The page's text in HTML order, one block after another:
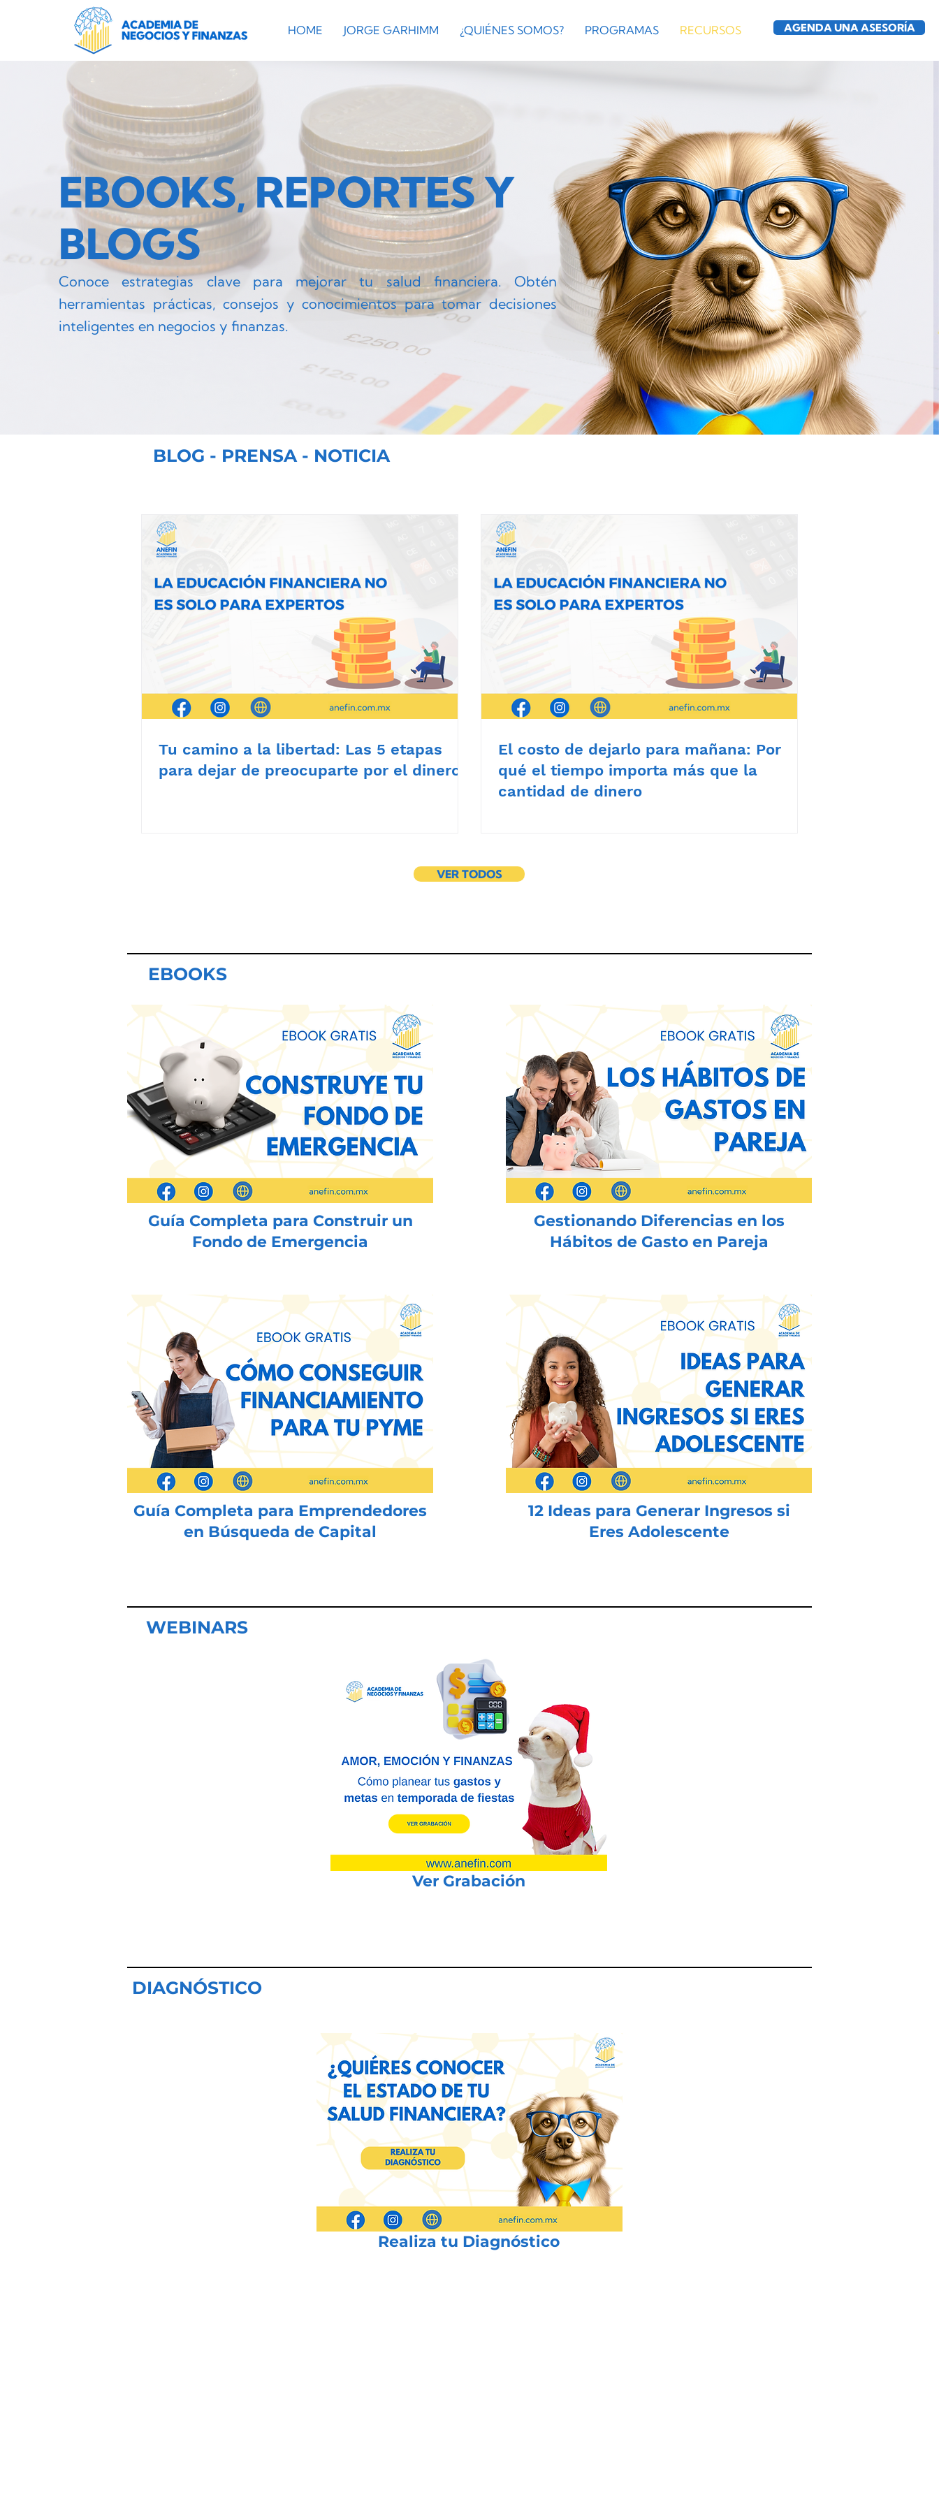
HOME JORGE GARHIMM ¿QUIÉNES SOMOS? PROGRAMAS RECURSOS AGENDA UNA ASESORÍA
EBOOKS, REPORTES Y
BLOGS
Conoce estrategias clave para mejorar tu salud financiera. Obtén
herramientas prácticas, consejos y conocimientos para tomar decisiones
inteligentes en negocios y finanzas.
BLOG - PRENSA - NOTICIA
Tu camino a la libertad: Las 5 etapas
para dejar de preocuparte por el dinero
El costo de dejarlo para mañana: Por
qué el tiempo importa más que la
cantidad de dinero
VER TODOS
EBOOKS
Guía Completa para Construir un
Fondo de Emergencia
Guía Completa para Emprendedores
en Búsqueda de Capital
Gestionando Diferencias en los
Hábitos de Gasto en Pareja
12 Ideas para Generar Ingresos si
Eres Adolescente
WEBINARS
Ver Grabación
DIAGNÓSTICO
Realiza tu Diagnóstico